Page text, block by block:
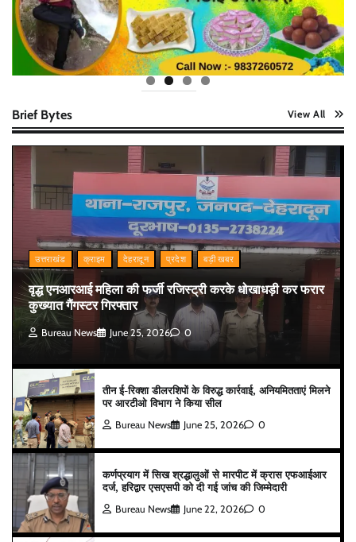
Brief Bytes View All
उत्तराखंड क्राइम देहरादून प्रदेश बड़ी खबर
वृद्ध एनआरआई महिला की फर्जी रजिस्ट्री करके धोखाधड़ी कर फरार
कुख्यात गैंगस्टर गिरफ्तार
Bureau News June 25, 2026 0
तीन ई-रिक्शा डीलरशिपों के विरुद्ध कार्रवाई, अनियमितताएं मिलने
पर आरटीओ विभाग ने किया सील
Bureau News June 25, 2026 0
कर्णप्रयाग में सिख श्रद्धालुओं से मारपीट में क्रास एफआईआर
दर्ज, हरिद्वार एसएसपी को दी गई जांच की जिम्मेदारी
Bureau News June 22, 2026 0